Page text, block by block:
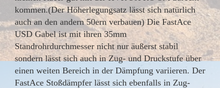
kommen.(Der Höherlegungsatz lässt sich natürlich
auch an den andern 50ern verbauen) Die FastAce
USD Gabel ist mit ihren 35mm
Standrohrdurchmesser nicht nur äußerst stabil
sondern lässt sich auch in Zug- und Druckstufe über
einen weiten Bereich in der Dämpfung variieren. Der
FastAce Stoßdämpfer lässt sich ebenfalls in Zug-